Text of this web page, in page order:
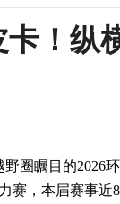
！纵
野圈瞩目的
赛，本届赛事